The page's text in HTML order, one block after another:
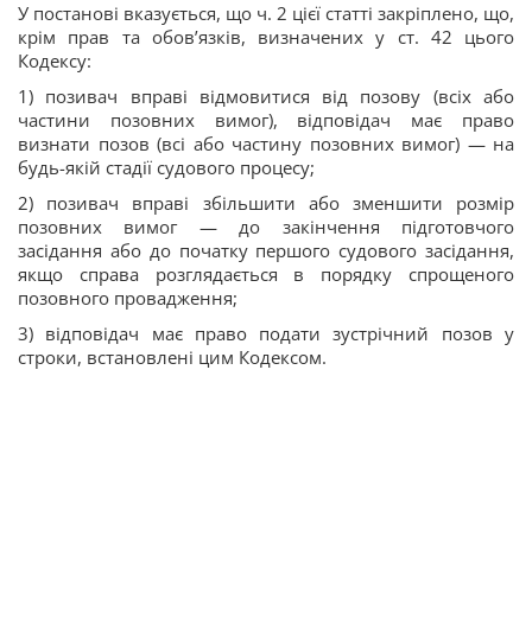
У постанові вказується, що ч. 2 цієї статті закріплено, що,
крім прав та обов’язків, визначених у ст. 42 цього
Кодексу:
1) позивач вправі відмовитися від позову (всіх або
частини позовних вимог), відповідач має право
визнати позов (всі або частину позовних вимог) — на
будь-якій стадії судового процесу;
2) позивач вправі збільшити або зменшити розмір
позовних вимог — до закінчення підготовчого
засідання або до початку першого судового засідання,
якщо справа розглядається в порядку спрощеного
позовного провадження;
3) відповідач має право подати зустрічний позов у
строки, встановлені цим Кодексом.